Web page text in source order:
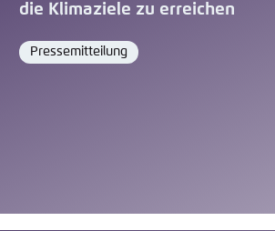
die Klimaziele zu erreichen
Format
Pressemitteilung